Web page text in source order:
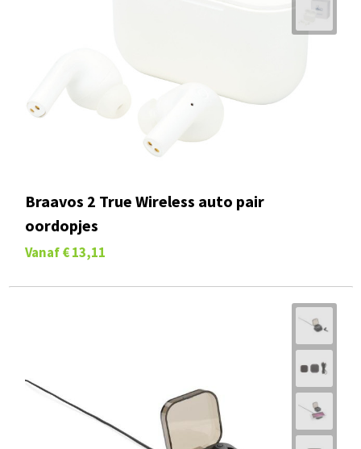
Braavos 2 True Wireless auto pair
oordopjes
Vanaf € 13,11